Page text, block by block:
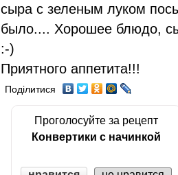
сыра с зеленым луком
было.... Хорошее блюдо,
:-)
Приятного аппетита!!!
Поділитися
Проголосуйте за рецепт
Конвертики с начинкой